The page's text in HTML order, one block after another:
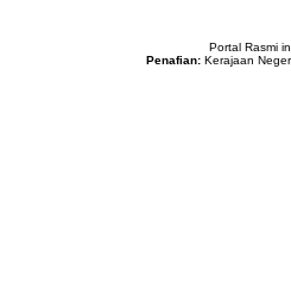
Portal Rasmi
Penafian:Kerajaan